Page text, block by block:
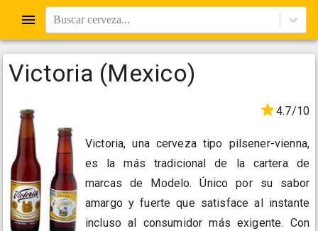
Buscar cerveza...
Victoria (Mexico)
4.7/10
Victoria, una cerveza tipo pilsener-vienna,
es la más tradicional de la cartera de
marcas de Modelo. Único por su sabor
amargo y fuerte que satisface al instante
incluso al consumidor más exigente. Con